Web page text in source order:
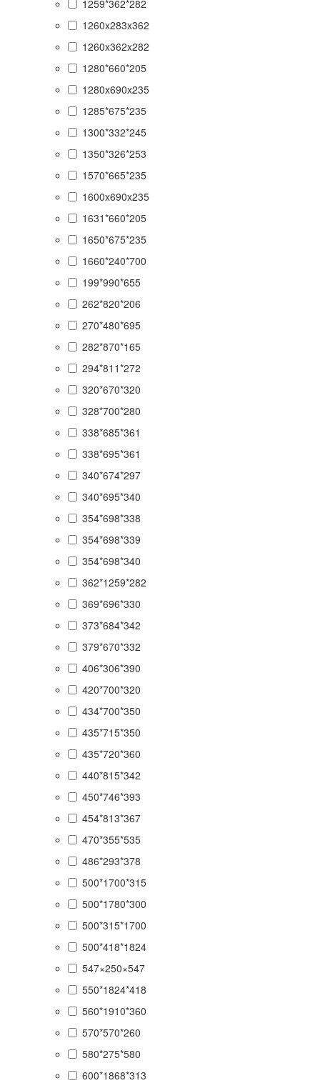
1259*362*282
1260x283x362
1260x362x282
1280*660*205
1280x690x235
1285*675*235
1300*332*245
1350*326*253
1570*665*235
1600x690x235
1631*660*205
1650*675*235
1660*240*700
199*990*655
262*820*206
270*480*695
282*870*165
294*811*272
320*670*320
328*700*280
338*685*361
338*695*361
340*674*297
340*695*340
354*698*338
354*698*339
354*698*340
362*1259*282
369*696*330
373*684*342
379*670*332
406*306*390
420*700*320
434*700*350
435*715*350
435*720*360
440*815*342
450*746*393
454*813*367
470*355*535
486*293*378
500*1700*315
500*1780*300
500*315*1700
500*418*1824
547×250×547
550*1824*418
560*1910*360
570*570*260
580*275*580
600*1868*313